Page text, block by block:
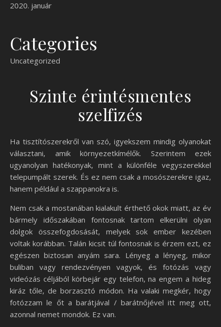
2020. január
Categories
Uncategorized
Szinte érintésmentes
szelfizés
Ha tisztítószerekről van szó, igyekszem mindig olyanokat
választani, amik környezetkímélők. Szerintem ezek
ugyanolyan hatékonyak, mint a különféle vegyszerekkel
telepumpált szerek. És ez nem csak a mosószerekre igaz,
hanem például a szappanokra is.
Nem csak a mostanában kialakult érthető okok miatt, az év
bármely időszakában fontosnak tartom elkerülni olyan
dolgok összefogdosását, melyek sok ember kezében
voltak korábban. Talán kicsit túl fontosnak is érzem ezt, ez
egészen biztosan anyám sara. Lényeg a lényeg, mikor
buliban vagy rendezvényen vagyok, és fotózás vagy
videózás céljából körbejár egy telefon, na engem a hideg
kiráz tőle, de borzasztó módon. Ha valaki megkér, hogy
fotózzam le őt a barátjával / barátnőjével itt meg ott,
azonnal nemet mondok. Ez van.